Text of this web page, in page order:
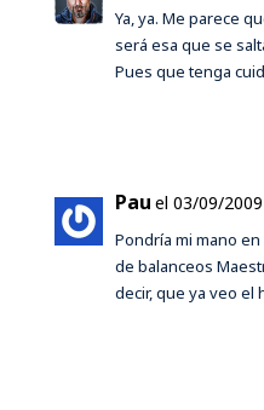
Ya, ya. Me parece
será esa que se
Pues que tenga
Pau el 03/09/
Pondría mi mano
de balanceos
decir, que ya veo el